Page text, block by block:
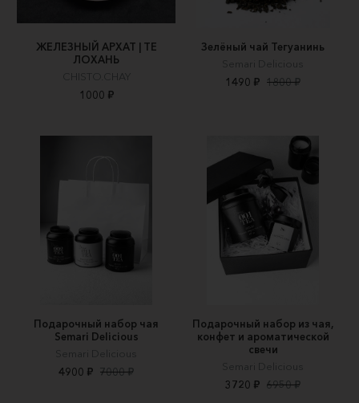
ЖЕЛЕЗНЫЙ АРХАТ | ТЕ
ЛОХАНЬ
CHISTO.CHAY
1000 ₽
Зелёный чай Тегуанинь
Semari Delicious
1490 ₽ 1800 ₽
Подарочный набор чая
Semari Delicious
Semari Delicious
4900 ₽ 7000 ₽
Подарочный набор из чая,
конфет и ароматической
свечи
Semari Delicious
3720 ₽ 6950 ₽